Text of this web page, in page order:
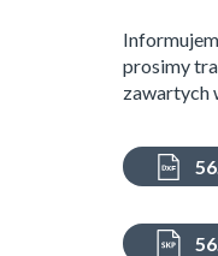
prosimy
zawartych